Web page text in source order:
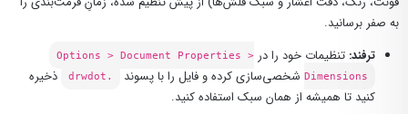
به صفر برسانید.
ترفند: تنظیمات خود را در Options > Document Properties >
Dimensionsشخصی‌سازی کرده و فایل را با پسوند .drwdot
ذخیره
کنید تا همیشه از همان سبک استفاده کنید.